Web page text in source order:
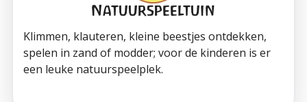
Natuurspeeltuin
Klimmen, klauteren, kleine beestjes ontdekken,
spelen in zand of modder; voor de kinderen is er
een leuke natuurspeelplek.